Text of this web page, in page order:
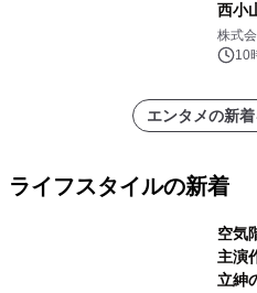
西小
株式
10
エンタメの新
ライフスタイルの新着
空気
主演
立紳